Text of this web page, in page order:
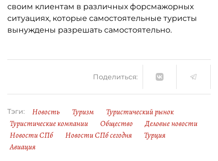
своим клиентам в различных форсмажорных
ситуациях, которые самостоятельные туристы
вынуждены разрешать самостоятельно.
Поделиться:
Тэги: Новость Туризм
Туристический рынок
Туристические компании
Общество
Деловые новости
Новости СПб
Новости СПб сегодня
Турция
Авиация